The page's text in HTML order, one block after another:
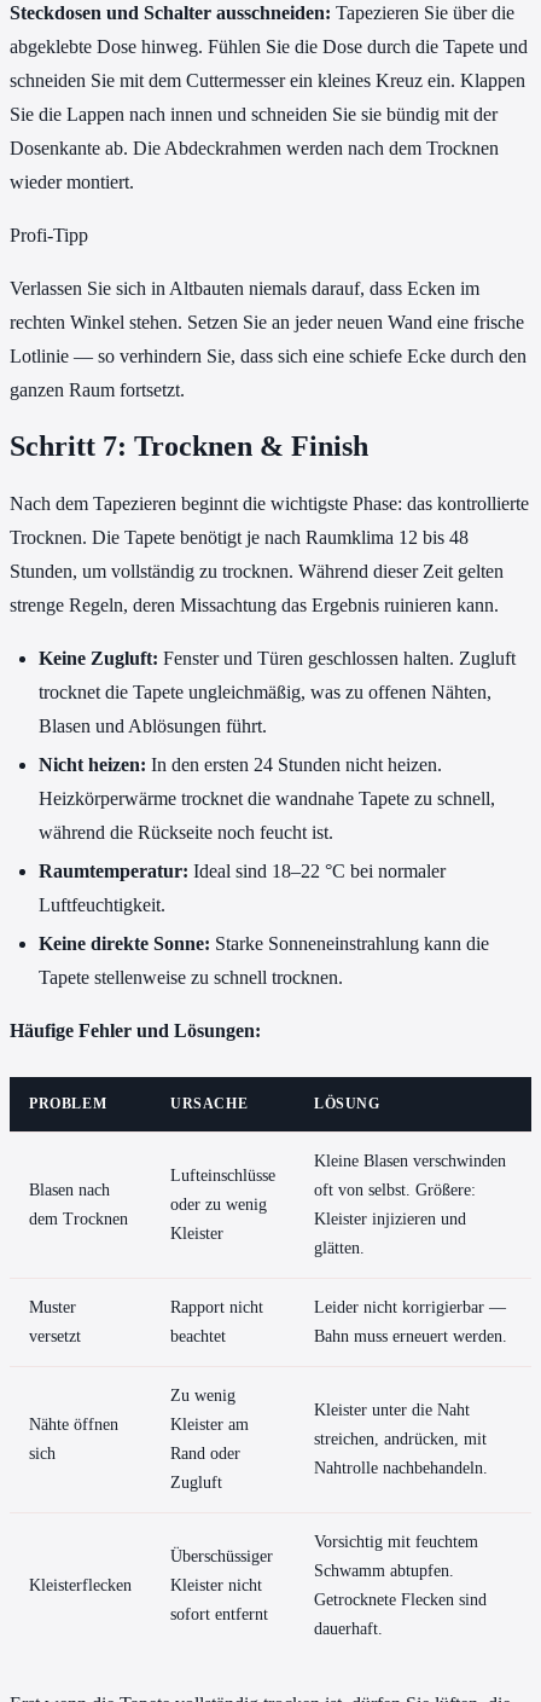
Steckdosen und Schalter ausschneiden: Tapezieren Sie über die
abgeklebte Dose hinweg. Fühlen Sie die Dose durch die Tapete und
schneiden Sie mit dem Cuttermesser ein kleines Kreuz ein. Klappen
Sie die Lappen nach innen und schneiden Sie sie bündig mit der
Dosenkante ab. Die Abdeckrahmen werden nach dem Trocknen
wieder montiert.
Profi-Tipp
Verlassen Sie sich in Altbauten niemals darauf, dass Ecken im
rechten Winkel stehen. Setzen Sie an jeder neuen Wand eine frische
Lotlinie — so verhindern Sie, dass sich eine schiefe Ecke durch den
ganzen Raum fortsetzt.
Schritt 7: Trocknen & Finish
Nach dem Tapezieren beginnt die wichtigste Phase: das kontrollierte
Trocknen. Die Tapete benötigt je nach Raumklima 12 bis 48
Stunden, um vollständig zu trocknen. Während dieser Zeit gelten
strenge Regeln, deren Missachtung das Ergebnis ruinieren kann.
Keine Zugluft: Fenster und Türen geschlossen halten. Zugluft
trocknet die Tapete ungleichmäßig, was zu offenen Nähten,
Blasen und Ablösungen führt.
Nicht heizen: In den ersten 24 Stunden nicht heizen.
Heizkörperwärme trocknet die wandnahe Tapete zu schnell,
während die Rückseite noch feucht ist.
Raumtemperatur: Ideal sind 18–22 °C bei normaler
Luftfeuchtigkeit.
Keine direkte Sonne: Starke Sonneneinstrahlung kann die
Tapete stellenweise zu schnell trocknen.
Häufige Fehler und Lösungen:
PROBLEM URSACHE LÖSUNG
Blasen nach
dem Trocknen
Lufteinschlüsse
oder zu wenig
Kleister
Kleine Blasen verschwinden
oft von selbst. Größere:
Kleister injizieren und
glätten.
Muster
versetzt
Rapport nicht
beachtet
Leider nicht korrigierbar —
Bahn muss erneuert werden.
Nähte öffnen
sich
Zu wenig
Kleister am
Rand oder
Zugluft
Kleister unter die Naht
streichen, andrücken, mit
Nahtrolle nachbehandeln.
Kleisterflecken
Überschüssiger
Kleister nicht
sofort entfernt
Vorsichtig mit feuchtem
Schwamm abtupfen.
Getrocknete Flecken sind
dauerhaft.